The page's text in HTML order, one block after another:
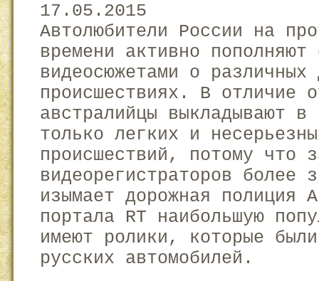
17.05.2015
Автолюбители России на
времени активно пополняют
видеосюжетами о различных
происшествиях. В отличие
австралийцы выкладывают в
только легких и
происшествий, потому что
видеорегистраторов более
изымает дорожная полиция
портала RT наибольшую
имеют ролики, которые
русских автомобилей.